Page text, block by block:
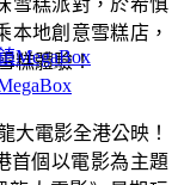
雪糕派對，於希慎
本地創意雪糕店，
糕體驗！
大電影全港公映！
首個以電影為主題